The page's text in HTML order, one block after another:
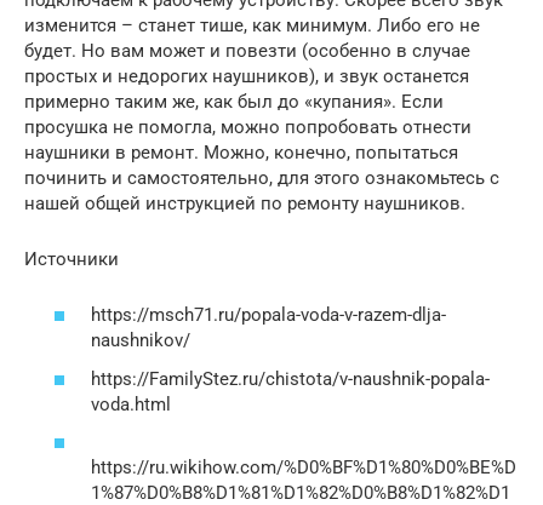
изменится – станет тише, как минимум. Либо его не
будет. Но вам может и повезти (особенно в случае
простых и недорогих наушников), и звук останется
примерно таким же, как был до «купания». Если
просушка не помогла, можно попробовать отнести
наушники в ремонт. Можно, конечно, попытаться
починить и самостоятельно, для этого ознакомьтесь с
нашей общей инструкцией по ремонту наушников.
Источники
https://msch71.ru/popala-voda-v-razem-dlja-
naushnikov/
https://FamilyStez.ru/chistota/v-naushnik-popala-
voda.html
https://ru.wikihow.com/%D0%BF%D1%80%D0%BE%D
1%87%D0%B8%D1%81%D1%82%D0%B8%D1%82%D1